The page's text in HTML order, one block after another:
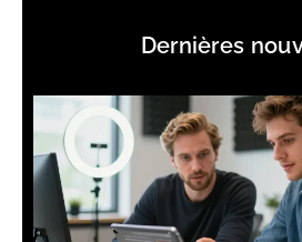
Dernières